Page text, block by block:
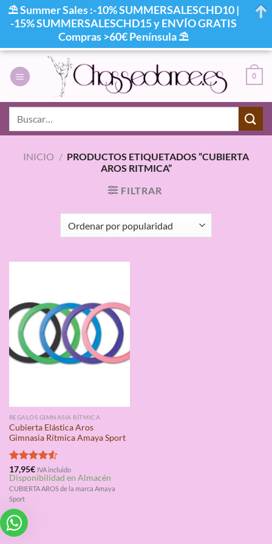
contenido
0
INICIO / PRODUCTOS ETIQUETADOS “CUBIERTA
AROS RITMICA”
FILTRAR
REGALOS GIMNASIA RÍTMICA
Cubierta Elástica Aros
Gimnasia Rítmica Amaya Sport
Valorado
con4.50
de 5
17,95€ IVA incluido
Disponibilidad en Almacén
CUBIERTA AROS de la marca Amaya
Sport
⛱ Summer Sales :-10% SUMMERSALESCHD10 |
-15% SUMMERSALESCHD15 y ENVÍO GRATIS
Compras >60€ Península ⛱